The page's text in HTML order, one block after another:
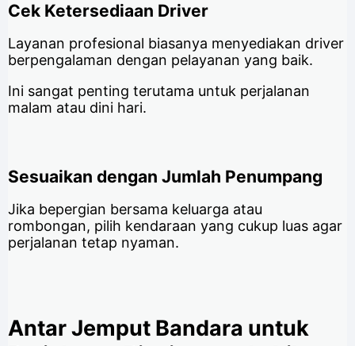
Cek Ketersediaan Driver
Layanan profesional biasanya menyediakan driver
berpengalaman dengan pelayanan yang baik.
Ini sangat penting terutama untuk perjalanan
malam atau dini hari.
Sesuaikan dengan Jumlah Penumpang
Jika bepergian bersama keluarga atau
rombongan, pilih kendaraan yang cukup luas agar
perjalanan tetap nyaman.
Antar Jemput Bandara untuk